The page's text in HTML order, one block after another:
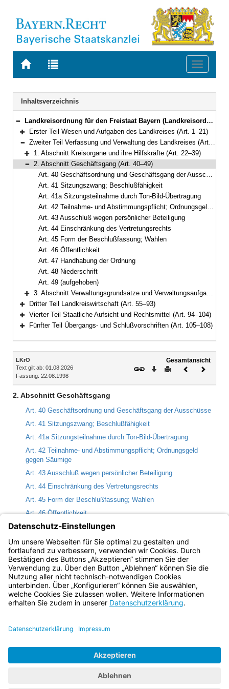
Zur
BAYERN.RECHT
Zur
letzten
Suche
Toggle
Navigation
Inhaltsverzeichnis
Bereich reduzieren
Landkreisordnung für den Freistaat Bayern (Landkreisordnung – LKrO) in der Fassung der Bekanntmachung vom 22. August 1998 (GVBl. S. 826) BayRS 2020-3-1-I (Art. 1–108)
Bereich erweitern
Erster Teil Wesen und Aufgaben des Landkreises (Art. 1–21)
Bereich reduzieren
Zweiter Teil Verfassung und Verwaltung des Landkreises (Art. 22–54)
Bereich erweitern
1. Abschnitt Kreisorgane und ihre Hilfskräfte (Art. 22–39)
Bereich reduzieren
2. Abschnitt Geschäftsgang (Art. 40–49)
Art. 40 Geschäftsordnung und Geschäftsgang der Ausschüsse
Art. 41 Sitzungszwang; Beschlußfähigkeit
Art. 41a Sitzungsteilnahme durch Ton-Bild-Übertragung
Art. 42 Teilnahme- und Abstimmungspflicht; Ordnungsgeld gegen Säumige
Art. 43 Ausschluß wegen persönlicher Beteiligung
Art. 44 Einschränkung des Vertretungsrechts
Art. 45 Form der Beschlußfassung; Wahlen
Art. 46 Öffentlichkeit
Art. 47 Handhabung der Ordnung
Art. 48 Niederschrift
Art. 49 (aufgehoben)
Bereich erweitern
3. Abschnitt Verwaltungsgrundsätze und Verwaltungsaufgaben (Art. 50–54)
Bereich erweitern
Dritter Teil Landkreiswirtschaft (Art. 55–93)
Bereich erweitern
Vierter Teil Staatliche Aufsicht und Rechtsmittel (Art. 94–104)
Fünfter Teil Übergangs- und Schlußvorschriften (Art. 105–108)
Inhalt
LKrO
Text gilt ab: 01.08.2026
Fassung: 22.08.1998
Gesamtansicht
Download
DruckenVorheriges
2. Abschnitt Geschäftsgang
Art. 40 Geschäftsordnung und Geschäftsgang der Ausschüsse
Art. 41 Sitzungszwang; Beschlußfähigkeit
Art. 41a Sitzungsteilnahme durch Ton-Bild-Übertragung
Art. 42 Teilnahme- und Abstimmungspflicht; Ordnungsgeld
gegen Säumige
Art. 43 Ausschluß wegen persönlicher Beteiligung
Art. 44 Einschränkung des Vertretungsrechts
Art. 45 Form der Beschlußfassung; Wahlen
Art. 46 Öffentlichkeit
Art. 47 Handhabung der Ordnung
Art. 48 Niederschrift
Art. 49 (aufgehoben)
Bayern.de
BayernPortal
Impressum